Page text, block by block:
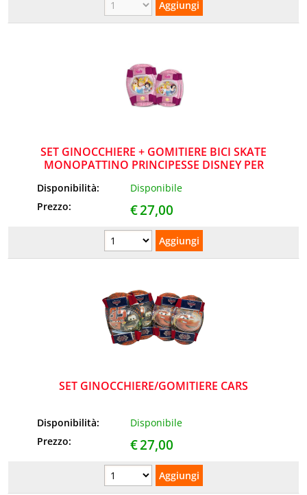
SET GINOCCHIERE + GOMITIERE BICI SKATE
MONOPATTINO PRINCIPESSE DISNEY PER
Disponibilità:
Disponibile
Prezzo:
€27,00
SET GINOCCHIERE/GOMITIERE CARS
Disponibilità:
Disponibile
Prezzo:
€27,00